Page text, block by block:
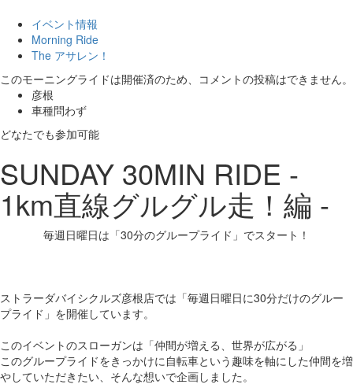
イベント情報
Morning Ride
The アサレン！
このモーニングライドは開催済のため、コメントの投稿はできません。
彦根
車種問わず
どなたでも参加可能
SUNDAY 30MIN RIDE -
1km直線グルグル走！編 -
毎週日曜日は「30分のグループライド」でスタート！
ストラーダバイシクルズ彦根店では「毎週日曜日に30分だけのグルー
プライド」を開催しています。
このイベントのスローガンは「仲間が増える、世界が広がる」
このグループライドをきっかけに自転車という趣味を軸にした仲間を増
やしていただきたい、そんな想いで企画しました。